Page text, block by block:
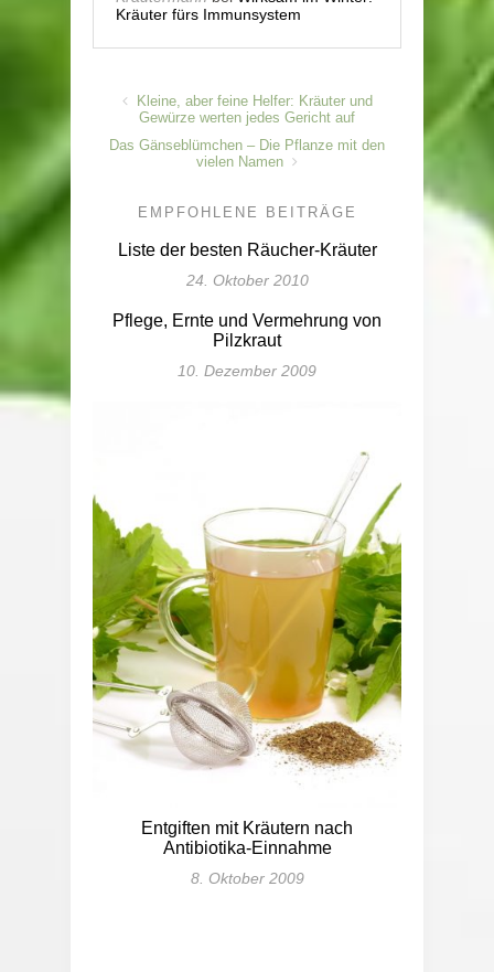
Kräuter fürs Immunsystem
Kleine, aber feine Helfer: Kräuter und
Gewürze werten jedes Gericht auf
Das Gänseblümchen – Die Pflanze mit den
vielen Namen
EMPFOHLENE BEITRÄGE
Liste der besten Räucher-Kräuter
24. Oktober 2010
Pflege, Ernte und Vermehrung von
Pilzkraut
10. Dezember 2009
Entgiften mit Kräutern nach
Antibiotika-Einnahme
8. Oktober 2009